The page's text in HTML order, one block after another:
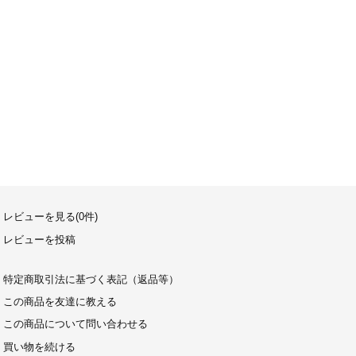
レビューを見る(0件)
レビューを投稿
特定商取引法に基づく表記（返品等）
この商品を友達に教える
この商品について問い合わせる
買い物を続ける